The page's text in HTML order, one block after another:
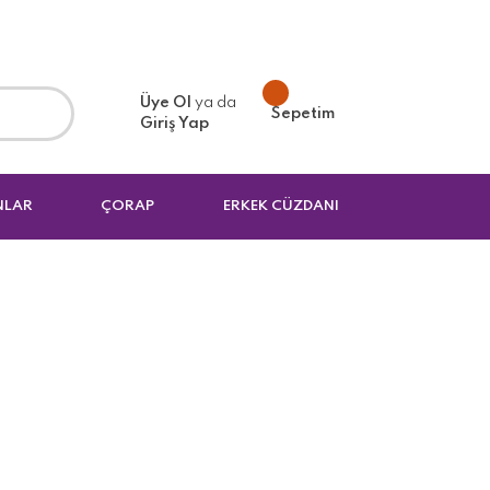
Üye Ol ya da
Giriş Yap
Sepetim
ÇORAP ERKEK CÜZDANI